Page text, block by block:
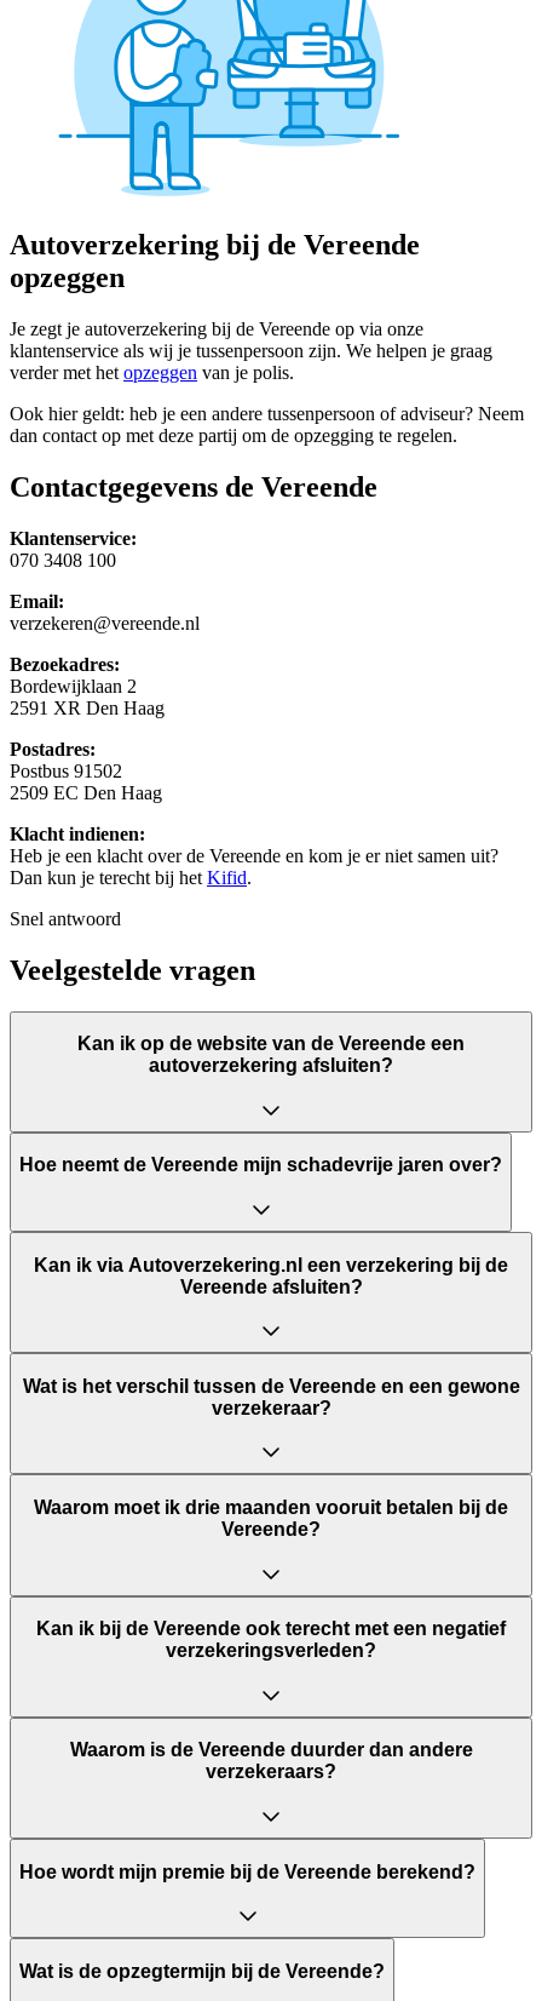
Autoverzekering bij de Vereende
opzeggen
Je zegt je autoverzekering bij de Vereende op via onze
klantenservice als wij je tussenpersoon zijn. We helpen je graag
verder met het opzeggen van je polis.
Ook hier geldt: heb je een andere tussenpersoon of adviseur? Neem
dan contact op met deze partij om de opzegging te regelen.
Contactgegevens de Vereende
Klantenservice:
070 3408 100
Email:
verzekeren@vereende.nl
Bezoekadres:
Bordewijklaan 2
2591 XR Den Haag
Postadres:
Postbus 91502
2509 EC Den Haag
Klacht indienen:
Heb je een klacht over de Vereende en kom je er niet samen uit?
Dan kun je terecht bij het Kifid.
Snel antwoord
Veelgestelde vragen
Kan ik op de website van de Vereende een
autoverzekering afsluiten?
Hoe neemt de Vereende mijn schadevrije jaren over?
Kan ik via Autoverzekering.nl een verzekering bij de
Vereende afsluiten?
Wat is het verschil tussen de Vereende en een gewone
verzekeraar?
Waarom moet ik drie maanden vooruit betalen bij de
Vereende?
Kan ik bij de Vereende ook terecht met een negatief
verzekeringsverleden?
Waarom is de Vereende duurder dan andere
verzekeraars?
Hoe wordt mijn premie bij de Vereende berekend?
Wat is de opzegtermijn bij de Vereende?